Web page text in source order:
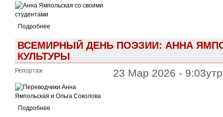
Подробнее
ВСЕМИРНЫЙ ДЕНЬ ПОЭЗИИ: АННА
КУЛЬТУРЫ
Репортаж 23 Мар 2026 -
Подробнее